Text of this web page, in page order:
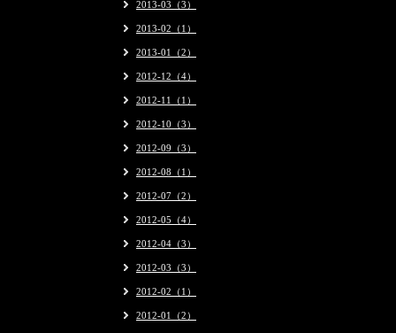
2013-03（3）
2013-02（1）
2013-01（2）
2012-12（4）
2012-11（1）
2012-10（3）
2012-09（3）
2012-08（1）
2012-07（2）
2012-05（4）
2012-04（3）
2012-03（3）
2012-02（1）
2012-01（2）